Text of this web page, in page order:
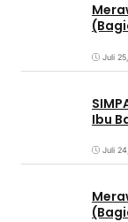
Juli
Ibu
Juli